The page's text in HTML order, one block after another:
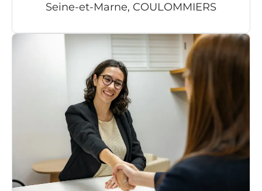
Seine-et-Marne, COULOMMIERS